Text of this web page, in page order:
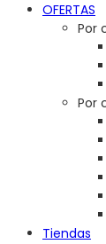
OFERTAS
Por
Por
Tiendas